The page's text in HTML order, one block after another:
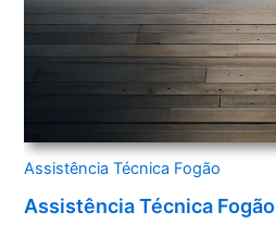
Assistência Técnica Fogão
Assistência Técnica Fogão